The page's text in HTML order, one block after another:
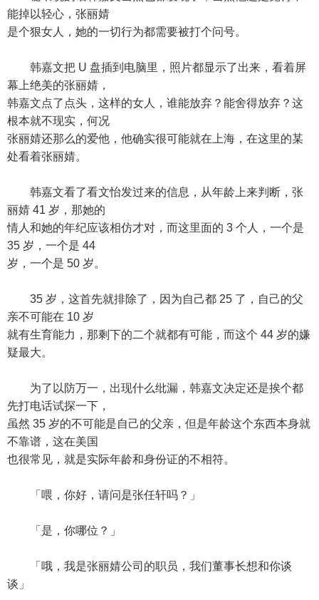
能掉以轻心，张丽婧
是个狠女人，她的一切行为都需要被打个问号。
韩嘉文把 U 盘插到电脑里，照片都显示了出来，看着屏
幕上绝美的张丽婧，
韩嘉文点了点头，这样的女人，谁能放弃？能舍得放弃？这
根本就不现实，何况
张丽婧还那么的爱他，他确实很可能就在上海，在这里的某
处看着张丽婧。
韩嘉文看了看文怡发过来的信息，从年龄上来判断，张
丽婧 41 岁，那她的
情人和她的年纪应该相仿才对，而这里面的 3 个人，一个是
35 岁，一个是 44
岁，一个是 50 岁。
35 岁，这首先就排除了，因为自己都 25 了，自己的父
亲不可能在 10 岁
就有生育能力，那剩下的二个就都有可能，而这个 44 岁的嫌
疑最大。
为了以防万一，出现什么纰漏，韩嘉文决定还是挨个都
先打电话试探一下，
虽然 35 岁的不可能是自己的父亲，但是年龄这个东西本身就
不靠谱，这在美国
也很常见，就是实际年龄和身份证的不相符。
「喂，你好，请问是张任轩吗？」
「是，你哪位？」
「哦，我是张丽婧公司的职员，我们董事长想和你谈
谈」